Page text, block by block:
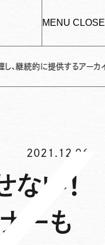
MENU CLOSE
するアーカイブサイトです✌
2021.12.06
い！
ーも